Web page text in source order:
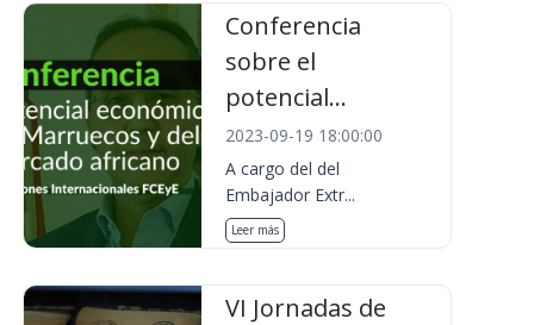
Conferencia
sobre el
potencial...
2023-09-19 18:00:00
A cargo del del
Embajador Extr...
Leer más
VI Jornadas de